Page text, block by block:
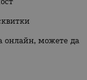
онлайн, можете да